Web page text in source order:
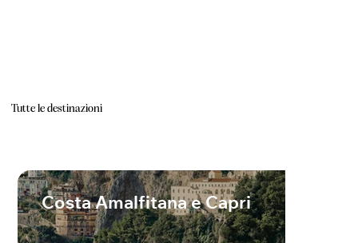
Tutte le destinazioni
Costa Amalfitana e Capri